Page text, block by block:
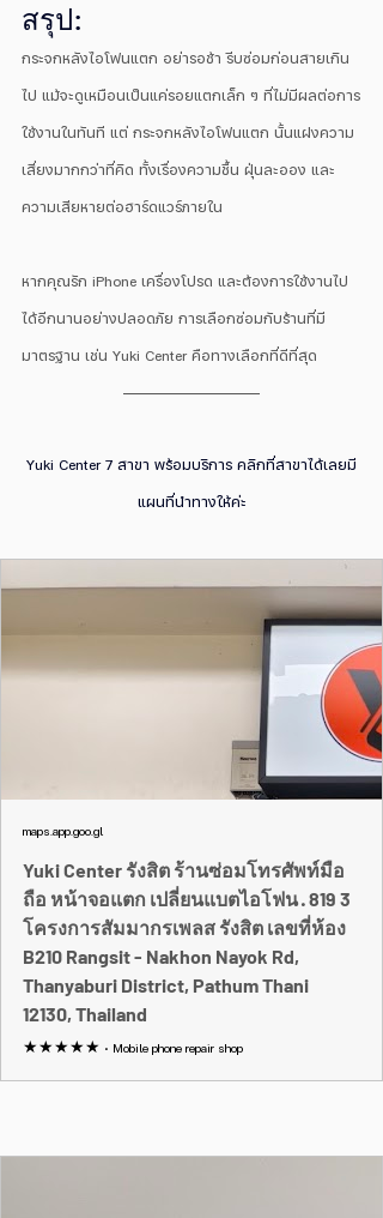
สรุป:
กระจกหลังไอโฟนแตก อย่ารอช้า รีบซ่อมก่อนสายเกิน
ไป แม้จะดูเหมือนเป็นแค่รอยแตกเล็ก ๆ ที่ไม่มีผลต่อการ
ใช้งานในทันที แต่ กระจกหลังไอโฟนแตก นั้นแฝงความ
เสี่ยงมากกว่าที่คิด ทั้งเรื่องความชื้น ฝุ่นละออง และ
ความเสียหายต่อฮาร์ดแวร์ภายใน
หากคุณรัก iPhone เครื่องโปรด และต้องการใช้งานไป
ได้อีกนานอย่างปลอดภัย การเลือกซ่อมกับร้านที่มี
มาตรฐาน เช่น Yuki Center คือทางเลือกที่ดีที่สุด
Yuki Center 7 สาขา พร้อมบริการ คลิกที่สาขาได้เลยมี
แผนที่นำทางให้ค่ะ
maps.app.goo.gl
Yuki Center รังสิต ร้านซ่อมโทรศัพท์มือ
ถือ หน้าจอแตก เปลี่ยนแบตไอโฟน · 819 3
โครงการสัมมากรเพลส รังสิต เลขที่ห้อง
B210 Rangsit - Nakhon Nayok Rd,
Thanyaburi District, Pathum Thani
12130, Thailand
★★★★★ · Mobile phone repair shop